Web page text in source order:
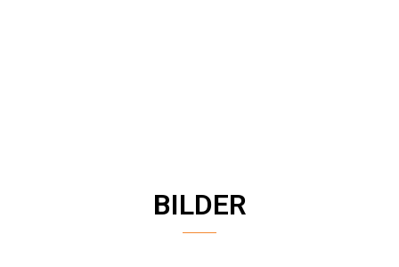
BILDER